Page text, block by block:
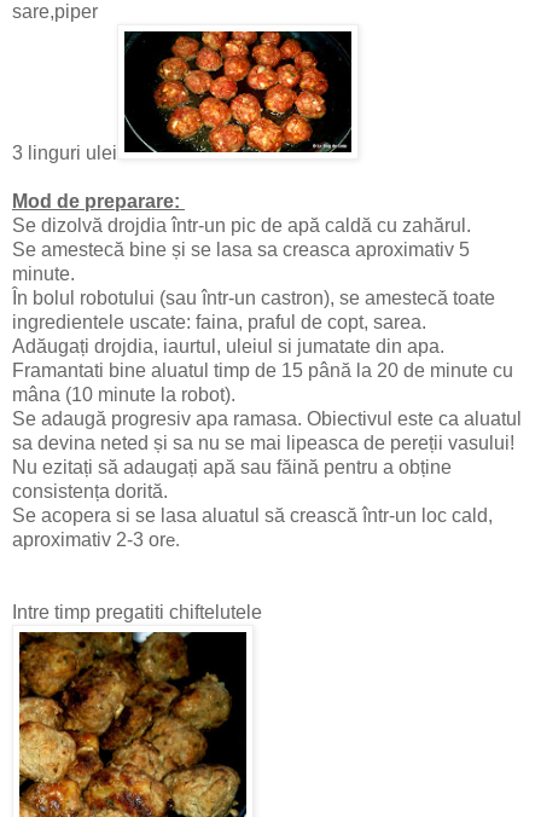
sare,piper
3 linguri ulei
Mod de preparare:
Se dizolvă drojdia într-un pic de apă caldă cu zahărul.
Se amestecă bine și se lasa sa creasca aproximativ 5
minute.
În bolul robotului (sau într-un castron), se amestecă toate
ingredientele uscate: faina, praful de copt, sarea.
Adăugați drojdia, iaurtul, uleiul si jumatate din apa.
Framantati bine aluatul timp de 15 până la 20 de minute cu
mâna (10 minute la robot).
Se adaugă progresiv apa ramasa. Obiectivul este ca aluatul
sa devina neted și sa nu se mai lipeasca de pereții vasului!
Nu ezitați să adaugați apă sau făină pentru a obține
consistența dorită.
Se acopera si se lasa aluatul să crească într-un loc cald,
aproximativ 2-3 ore.
Intre timp pregatiti chiftelutele